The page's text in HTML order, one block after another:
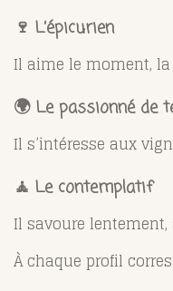
🍷 L’épicurien
Il aime le moment, la
🌍 Le passionné de
Il s’intéresse aux
🧘 Le contemplatif
Il savoure
À chaque profil